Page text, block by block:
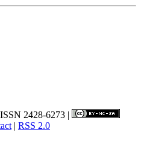
2428-6273 |
| RSS 2.0